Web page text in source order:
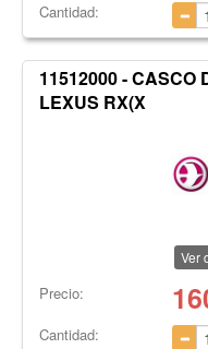
Cantidad:
11512000 - CASCO
LEXUS RX(X
Ver
Precio:
Cantidad: